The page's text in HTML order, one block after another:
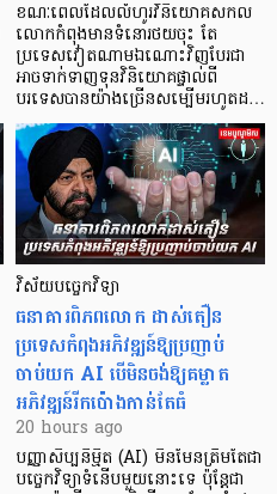
ខណៈពេលដែលលំហូរវិនិយោគសកល
លោកកំពុងមានទំនោរថយចុះ តែ
ប្រទេសវៀតណាមឯណោះវិញបែរជា
អាចទាក់ទាញទុនវិនិយោគផ្ទាល់ពី
បរទេសបានយ៉ាងច្រើនសម្បើមរហូតដ…
វិស័យបច្ចេកវិទ្យា
ធនាគារពិភពលោក ដាស់តឿន
ប្រទេសកំពុងអភិវឌ្ឍន៍ឱ្យប្រញាប់
ចាប់យក AI បើមិនចង់ឱ្យគម្លាត
អភិវឌ្ឍន៍រីកប៉ោងកាន់តែធំ
20 hours ago
បញ្ញាសិប្បនិម្មិត (AI) មិនមែនត្រឹមតែជា
បច្ចេកវិទ្យាទំនើបមួយនោះទេ ប៉ុន្តែជា